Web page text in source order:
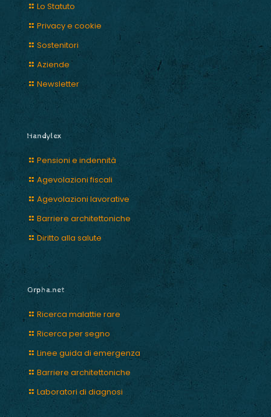
Lo Statuto
Privacy e cookie
Sostenitori
Aziende
Newsletter
Handylex
Pensioni e indennità
Agevolazioni fiscali
Agevolazioni lavorative
Barriere architettoniche
Diritto alla salute
Orpha.net
Ricerca malattie rare
Ricerca per segno
Linee guida di emergenza
Barriere architettoniche
Laboratori di diagnosi